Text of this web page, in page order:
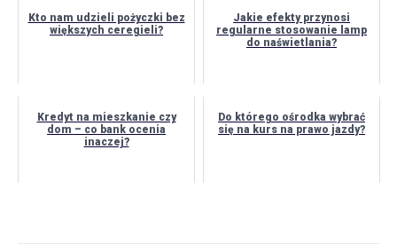
Kto nam udzieli pożyczki bez
większych ceregieli?
Jakie efekty przynosi
regularne stosowanie lamp
do naświetlania?
Kredyt na mieszkanie czy
dom – co bank ocenia
inaczej?
Do którego ośrodka wybrać
się na kurs na prawo jazdy?